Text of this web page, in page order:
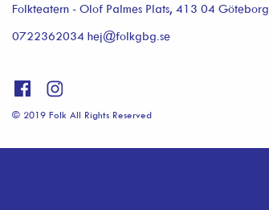
Folkteatern - Olof Palmes Plats, 413 04 Göteborg
0722362034 hej@folkgbg.se
© 2019 Folk All Rights Reserved